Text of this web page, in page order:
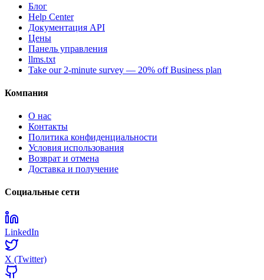
Блог
Help Center
Документация API
Цены
Панель управления
llms.txt
Take our 2-minute survey — 20% off Business plan
Компания
О нас
Контакты
Политика конфиденциальности
Условия использования
Возврат и отмена
Доставка и получение
Социальные сети
LinkedIn
X (Twitter)